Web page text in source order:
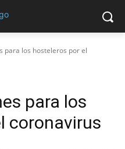
para los hosteleros por el
para los
coronavirus